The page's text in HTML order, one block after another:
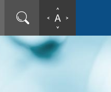
サイト内検索